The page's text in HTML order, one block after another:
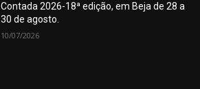
Contada 2026-18ª edição, em Beja de 28 a
30 de agosto.
10/07/2026